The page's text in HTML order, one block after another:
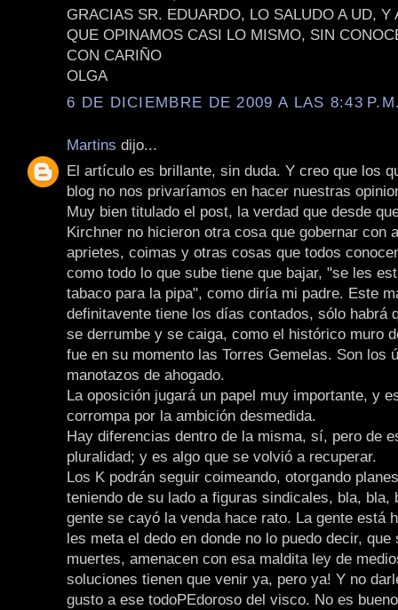
GRACIAS SR. EDUARDO, LO SALUDO A UD, Y
QUE OPINAMOS CASI LO MISMO, SIN
CON CARIÑO
OLGA
6 DE DICIEMBRE DE 2009 A LAS 8:43
Martins dijo...
El artículo es brillante, sin duda. Y creo que los
blog no nos privaríamos en hacer nuestras
Muy bien titulado el post, la verdad que desde
Kirchner no hicieron otra cosa que gobernar con
aprietes, coimas y otras cosas que todos
como todo lo que sube tiene que bajar, "se les
tabaco para la pipa", como diría mi padre. Este
definitavente tiene los días contados, sólo habrá
se derrumbe y se caiga, como el histórico muro
fue en su momento las Torres Gemelas. Son los
manotazos de ahogado.
La oposición jugará un papel muy importante, y
corrompa por la ambición desmedida.
Hay diferencias dentro de la misma, sí, pero de
pluralidad; y es algo que se volvió a recuperar.
Los K podrán seguir coimeando, otorgando
teniendo de su lado a figuras sindicales, bla, bla,
gente se cayó la venda hace rato. La gente está
les meta el dedo en donde no lo puedo decir,
muertes, amenacen con esa maldita ley de
soluciones tienen que venir ya, pero ya! Y no
gusto a ese todoPEdoroso del visco. No es